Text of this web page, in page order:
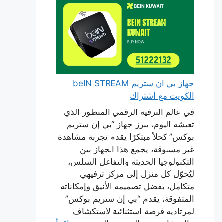
جهاز بي ان ستريم beIN STREAM
الكويت مع اشتراك
في عالم الترفيه الرقمي المتطور الذي
تعيشه اليوم، يبرز جهاز “بي إن ستريم
بوكس” كحلاً مبتكرًا يقدم تجربة مشاهدة
غير مسبوقة، يجمع هذا الجهاز بين
التكنولوجيا الحديثة والتفاعل السلس،
ليُحوّل كل منزل إلى مركز ترفيهي
متكامل، بفضل تصميمه الأنيق وإمكاناته
المتفوقة، يقدم “بي إن ستريم بوكس”
لمرتاديه فرصة استثنائية لاستكشاف